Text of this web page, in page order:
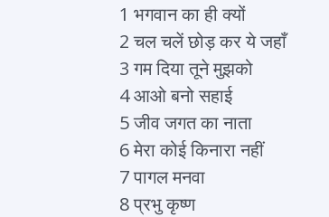
1 भगवान का ही क्यों
2 चल चलें छोड़ कर ये जहाँ
3 गम दिया तूने मुझको
4 आओ बनो सहाई
5 जीव जगत का नाता
6 मेरा कोई किनारा नहीं
7 पागल मनवा
8 प्रभु कृष्ण